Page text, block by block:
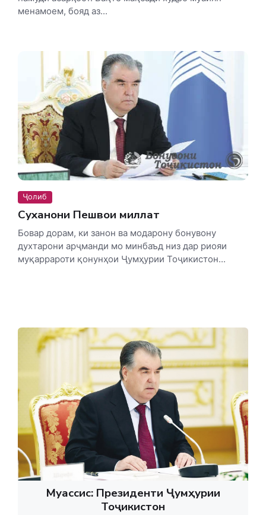
менамоем, бояд аз...
Ҷолиб
Суханони Пешвои миллат
Бовар дорам, ки занон ва модарону бонувону
духтарони арҷманди мо минбаъд низ дар риояи
муқаррароти қонунҳои Ҷумҳурии Тоҷикистон...
Муассис: Президенти Ҷумҳурии
Тоҷикистон